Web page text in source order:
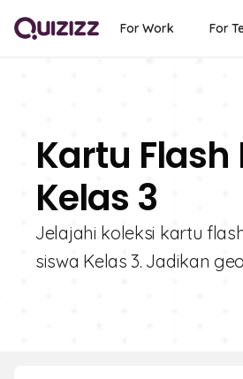
For Work For
Kartu Flash
Kelas 3
Jelajahi koleksi kartu
siswa Kelas 3. Jadikan